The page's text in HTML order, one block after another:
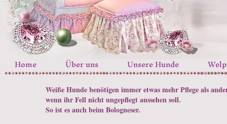
Home Über uns Unsere Hunde
Weiße Hunde benötigen immer etwas mehr Pflege als
wenn ihr Fell nicht ungepflegt aussehen soll.
So ist es auch beim Bologneser.